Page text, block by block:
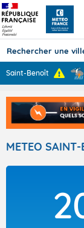
Saint-Benoît
METEO